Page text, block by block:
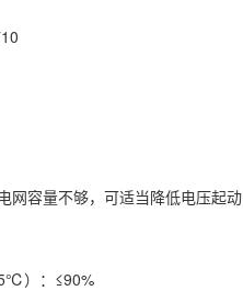
网容量不够，可适当降低电压起动
）：≤90%